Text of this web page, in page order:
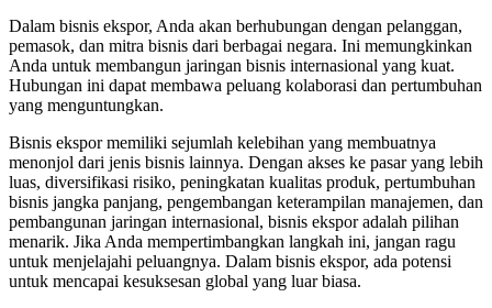
Dalam bisnis ekspor, Anda akan berhubungan dengan pelanggan,
pemasok, dan mitra bisnis dari berbagai negara. Ini memungkinkan
Anda untuk membangun jaringan bisnis internasional yang kuat.
Hubungan ini dapat membawa peluang kolaborasi dan pertumbuhan
yang menguntungkan.
Bisnis ekspor memiliki sejumlah kelebihan yang membuatnya
menonjol dari jenis bisnis lainnya. Dengan akses ke pasar yang lebih
luas, diversifikasi risiko, peningkatan kualitas produk, pertumbuhan
bisnis jangka panjang, pengembangan keterampilan manajemen, dan
pembangunan jaringan internasional, bisnis ekspor adalah pilihan
menarik. Jika Anda mempertimbangkan langkah ini, jangan ragu
untuk menjelajahi peluangnya. Dalam bisnis ekspor, ada potensi
untuk mencapai kesuksesan global yang luar biasa.